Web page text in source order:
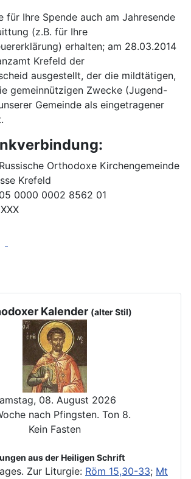
für Ihre Spende auch am Jahresende
(z.B. für Ihre
erhalten; am 28.03.2014
Krefeld der
ausgestellt, der die mildtätigen,
gemeinnützigen Zwecke (Jugend-
Gemeinde als eingetragener
Russische Orthodoxe Kirchengemeinde
Krefeld
0000 0002 8562 01
Kalender (alter Stil)
08. August 2026
nach Pfingsten. Ton 8.
Kein Fasten
aus der Heiligen Schrift
Zur Liturgie: Röm 15,30-33; Mt